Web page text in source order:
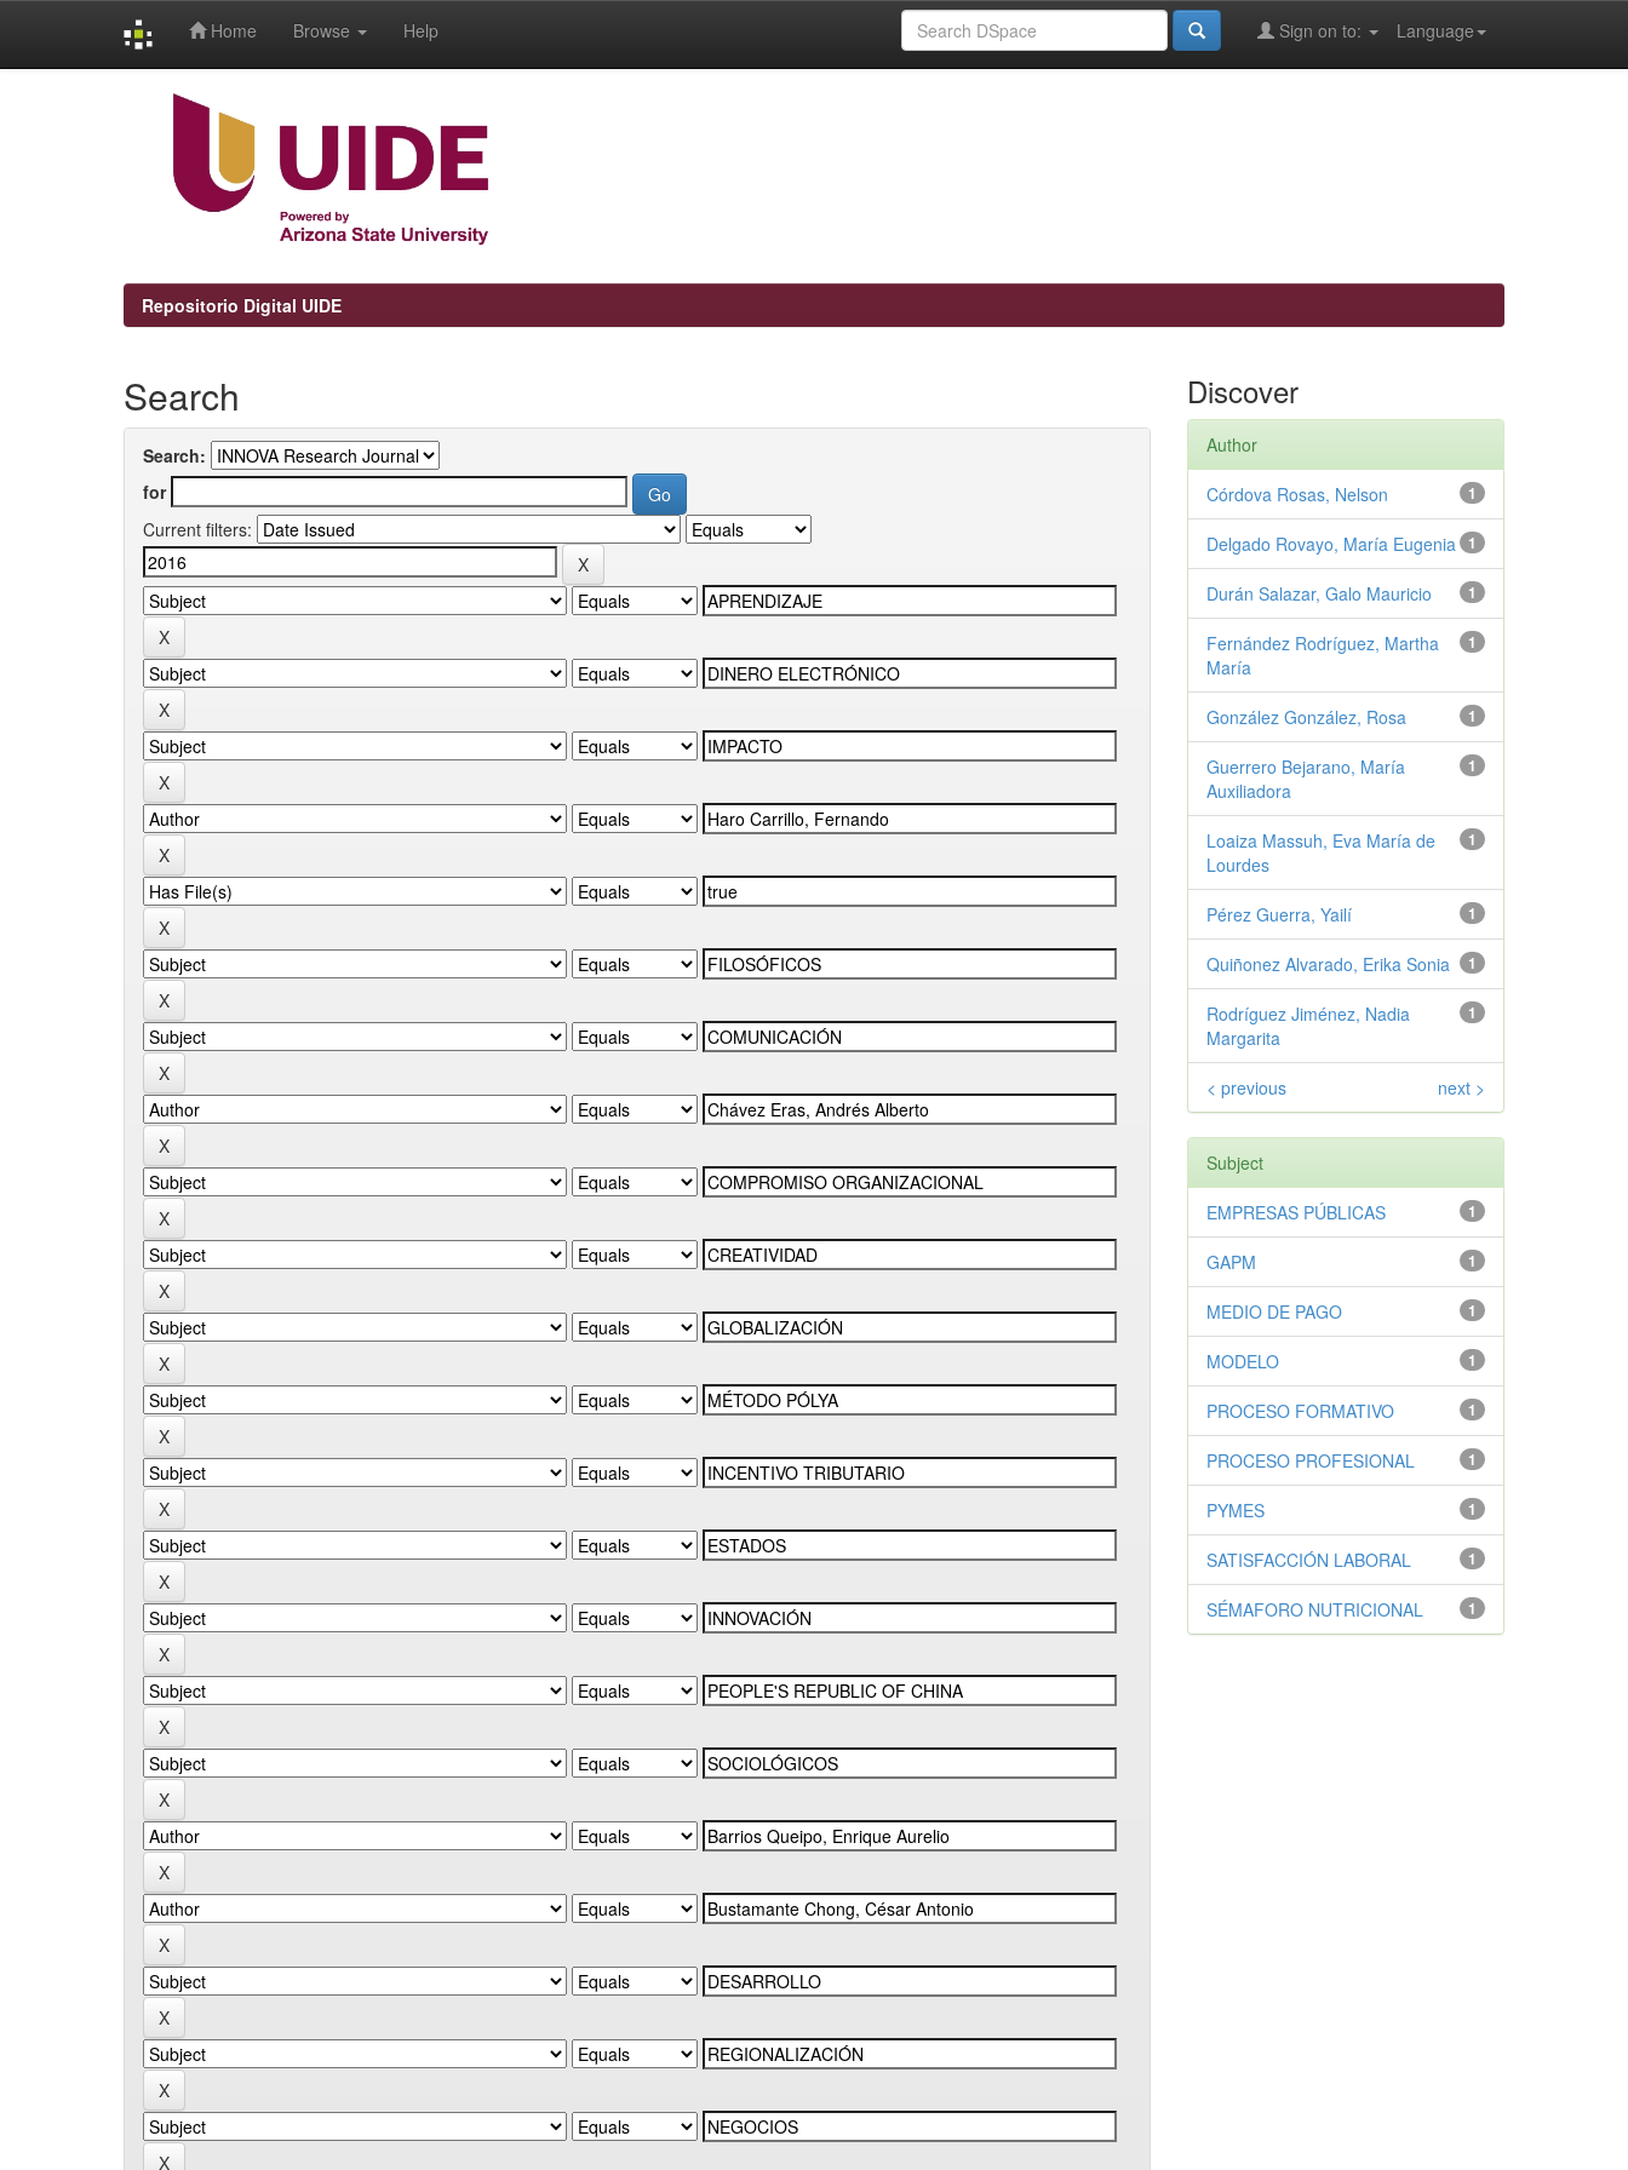
Home Browse Help Language
Sign on to:
Repositorio Digital UIDE
Search
Search:
for
Current filters:
Discover
Author
1
Córdova Rosas, Nelson
1
Delgado Rovayo, María Eugenia
1
Durán Salazar, Galo Mauricio
1
Fernández Rodríguez, Martha
María
1
González González, Rosa
1
Guerrero Bejarano, María
Auxiliadora
1
Loaiza Massuh, Eva María de
Lourdes
1
Pérez Guerra, Yailí
1
Quiñonez Alvarado, Erika Sonia
1
Rodríguez Jiménez, Nadia
Margarita
< previous next >
Subject
1
EMPRESAS PÚBLICAS
1
GAPM
1
MEDIO DE PAGO
1
MODELO
1
PROCESO FORMATIVO
1
PROCESO PROFESIONAL
1
PYMES
1
SATISFACCIÓN LABORAL
1
SÉMAFORO NUTRICIONAL